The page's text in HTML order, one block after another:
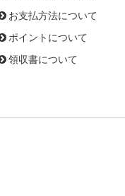
お支払方法について
ポイントについて
領収書について